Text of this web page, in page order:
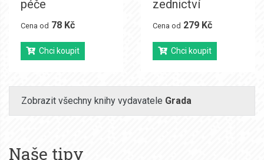
péče
Cena od 78 Kč
Chci koupit
zednictví
Cena od 279 Kč
Chci koupit
Zobrazit všechny knihy vydavatele Grada
Naše tipy